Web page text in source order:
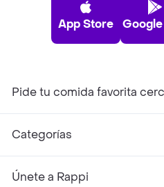
App Store
Pide tu comida favorita
Categorías
Únete a Rappi